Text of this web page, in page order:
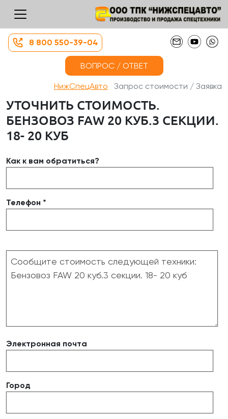
8 800 550-39-04
ВОПРОС / ОТВЕТ
НижСпецАвто Запрос стоимости / Заявка
УТОЧНИТЬ СТОИМОСТЬ.
БЕНЗОВОЗ FAW 20 КУБ.3 СЕКЦИИ.
18- 20 КУБ
Как к вам обратиться?
Телефон *
Электронная почта
Город